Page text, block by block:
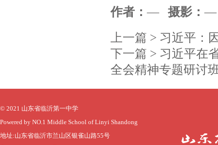
作者：—摄影：
上一篇 > 习近平：
下一篇 > 习近平在
全会精神专题研讨
© 2021 山东省临沂第一中学
Powered by NO.1 Middle School of Linyi Shandong
地址:山东省临沂市兰山区银雀山路55号